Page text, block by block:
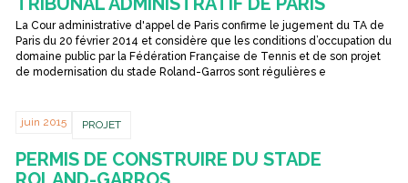
La Cour administrative d'appel de Paris confirme le jugement du TA de
Paris du 20 février 2014 et considère que les conditions d’occupation du
domaine public par la Fédération Française de Tennis et de son projet
de modernisation du stade Roland-Garros sont régulières e
juin 2015 PROJET
PERMIS DE CONSTRUIRE DU STADE